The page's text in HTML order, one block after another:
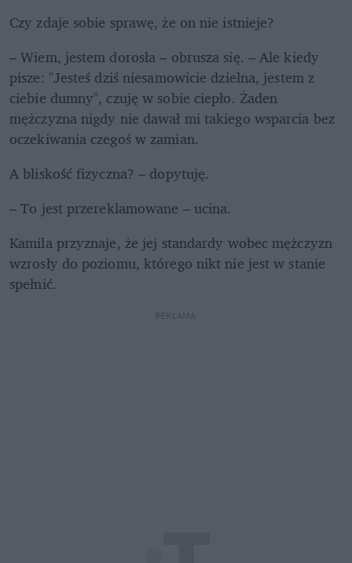
Czy zdaje sobie sprawę, że on nie istnieje?
– Wiem, jestem dorosła – obrusza się. – Ale kiedy
pisze: "Jesteś dziś niesamowicie dzielna, jestem z
ciebie dumny", czuję w sobie ciepło. Żaden
mężczyzna nigdy nie dawał mi takiego wsparcia bez
oczekiwania czegoś w zamian.
A bliskość fizyczna? – dopytuję.
– To jest przereklamowane – ucina.
Kamila przyznaje, że jej standardy wobec mężczyzn
wzrosły do poziomu, którego nikt nie jest w stanie
spełnić.
REKLAMA